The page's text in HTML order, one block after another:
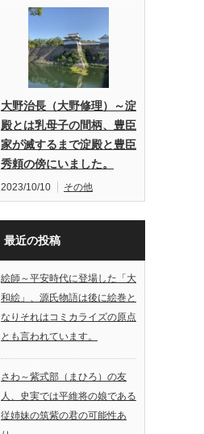
大野治長（大野修理）～淀
殿とは乳母子の間柄、豊臣
家が滅するまで淀殿と豊臣
秀頼の傍にいました。
2023/10/10 その他
最近の投稿
絵師～平安時代に登場した「大
和絵」、源氏物語は後に絵巻と
なりそれはコミカライズの原点
とも言われています。
さわ～紫式部（まひろ）の友
人、史実では平維将の娘である
従姉妹の筑紫の君の可能性あ